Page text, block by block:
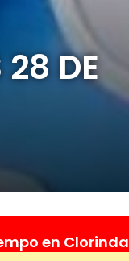
28 DE
en Clorinda